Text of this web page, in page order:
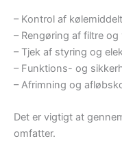
– Kontrol af
– Rengøring af filtre og
– Tjek af styring og
– Funktions- og
– Afrimning og
Det er vigtigt at
omfatter.